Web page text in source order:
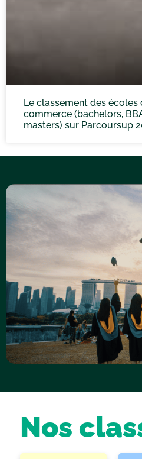
Le classement des écoles
commerce (bachelors,
masters) sur Parcoursup
Nos